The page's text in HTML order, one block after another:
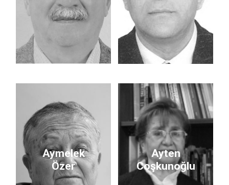
Aymelek
Özer
Ayten
Coşkunoğlu